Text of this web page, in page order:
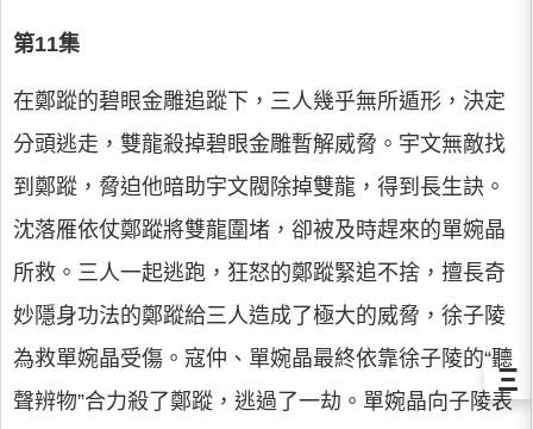
第11集
在鄭蹤的碧眼金雕追蹤下，三人幾乎無所遁形，決定
分頭逃走，雙龍殺掉碧眼金雕暫解威脅。宇文無敵找
到鄭蹤，脅迫他暗助宇文閥除掉雙龍，得到長生訣。
沈落雁依仗鄭蹤將雙龍圍堵，卻被及時趕來的單婉晶
所救。三人一起逃跑，狂怒的鄭蹤緊追不捨，擅長奇
妙隱身功法的鄭蹤給三人造成了極大的威脅，徐子陵
為救單婉晶受傷。寇仲、單婉晶最終依靠徐子陵的“聽
聲辨物”合力殺了鄭蹤，逃過了一劫。單婉晶向子陵表
Ξ